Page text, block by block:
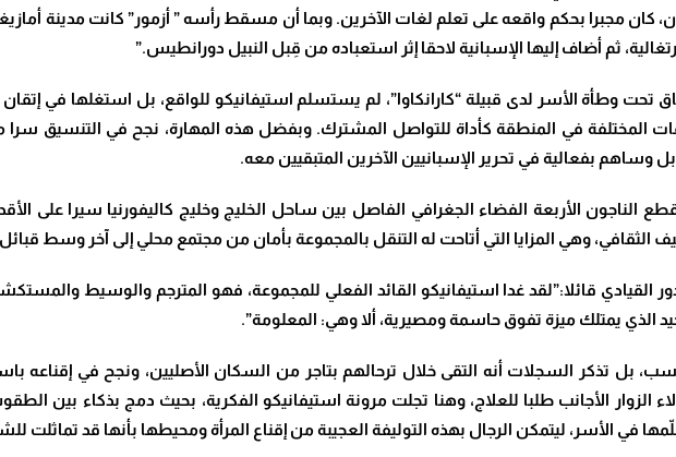
كان مجبرا بحكم واقعه على تعلم لغات الآخرين. وبما أن مسقط رأسه ” أزمور” كانت مدينة
ثم أضاف إليها الإسبانية لاحقا إثر استعباده من قِبل النبيل دورانطيس.”
وطأة الأسر لدى قبيلة “كارانكاوا”، لم يستسلم استيفانيكو للواقع، بل استغلها في إتقان
المختلفة في المنطقة كأداة للتواصل المشترك. وبفضل هذه المهارة، نجح في التنسيق سرا مع
بفعالية في تحرير الإسبانيين الآخرين المتبقيين معه.
قطع الناجون الأربعة الفضاء الجغرافي الفاصل بين ساحل الخليج وخليج كاليفورنيا سيرا على
الثقافي، وهي المزايا التي أتاحت له التنقل بالمجموعة بأمان من مجتمع محلي إلى آخر وسط
القيادي قائلا:”لقد غدا استيفانيكو القائد الفعلي للمجموعة، فهو المترجم والوسيط
الذي يمتلك ميزة تفوق حاسمة ومصيرية، ألا وهي: المعلومة”.
بل تذكر السجلات أنه التقى خلال ترحالهم بتاجر من السكان الأصليين، ونجح في إقناعه
الزوار الأجانب طلبا للعلاج، وهنا تجلت مرونة استيفانيكو الفكرية، بحيث دمج بذكاء بين
في الأسر، ليتمكن الرجال بهذه التوليفة العجيبة من إقناع المرأة ومحيطها بأنها قد تماثلت